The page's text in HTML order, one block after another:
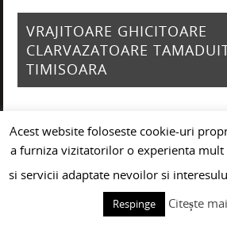
VRAJITOARE GHICITOARE
CLARVAZATOARE
TIMISOARA
VRAJITOARE GHICITOARE
CLARVAZATOARE
Acest website foloseste cookie-uri
a furniza vizitatorilor o experienta mult
si servicii adaptate nevoilor si
Respinge
Citește